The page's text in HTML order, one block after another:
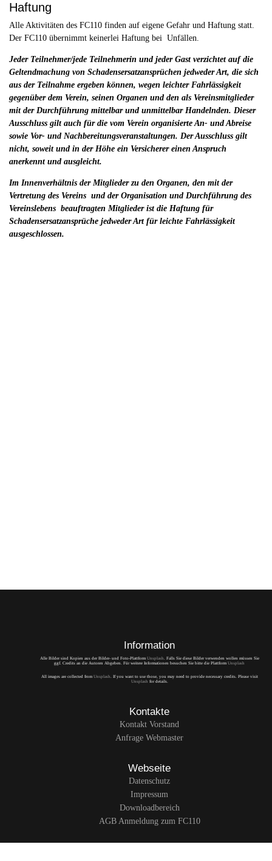
Haftung
Alle Aktivitäten des FC110 finden auf eigene Gefahr und Haftung statt.
Der FC110 übernimmt keinerlei Haftung bei Unfällen.
Jeder Teilnehmer/jede Teilnehmerin und jeder Gast verzichtet auf die
Geltendmachung von Schadensersatzansprüchen jedweder Art, die sich
aus der Teilnahme ergeben können, wegen leichter Fahrlässigkeit
gegenüber dem Verein, seinen Organen und den als Vereinsmitglieder
mit der Durchführung mittelbar und unmittelbar Handelnden. Dieser
Ausschluss gilt auch für die vom Verein organisierte An- und Abreise
sowie Vor- und Nachbereitungsveranstaltungen. Der Ausschluss gilt
nicht, soweit und in der Höhe ein Versicherer einen Anspruch
anerkennt und ausgleicht.
Im Innenverhältnis der Mitglieder zu den Organen, den mit der
Vertretung des Vereins und der Organisation und Durchführung des
Vereinslebens beauftragten Mitglieder ist die Haftung für
Schadensersatzansprüche jedweder Art für leichte Fahrlässigkeit
ausgeschlossen.
Information
Alle Bilder sind Kopien aus der Bilder- und Foto-Plattform Unsplash. Falls Sie diese Bilder verwenden wollen müssen Sie
ggf. Credits an die Autoren Abgeben. Für weitere Informationen besuchen Sie bitte die PlattformUnsplash
All images are collected from Unsplash. If you want to use those, you may need to provide necessary credits. Please visit
Unsplash for details.
Kontakte
Kontakt Vorstand
Anfrage Webmaster
Webseite
Datenschutz
Impressum
Downloadbereich
AGB Anmeldung zum FC110